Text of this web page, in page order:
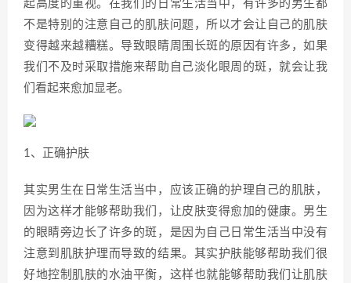
起高度的重视。在我们的日常生活当中，有许多的男生都
不是特别的注意自己的肌肤问题，所以才会让自己的肌肤
变得越来越糟糕。导致眼睛周围长斑的原因有许多，如果
我们不及时采取措施来帮助自己淡化眼周的斑，就会让我
们看起来愈加显老。
1、正确护肤
其实男生在日常生活当中，应该正确的护理自己的肌肤，
因为这样才能够帮助我们，让皮肤变得愈加的健康。男生
的眼睛旁边长了许多的斑，是因为自己日常生活当中没有
注意到肌肤护理而导致的结果。其实护肤能够帮助我们很
好地控制肌肤的水油平衡，这样也就能够帮助我们让肌肤